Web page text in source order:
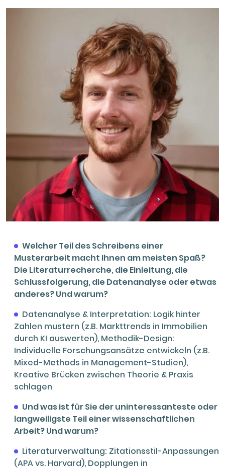
Welcher Teil des Schreibens einer
Musterarbeit macht Ihnen am meisten Spaß?
Die Literaturrecherche, die Einleitung, die
Schlussfolgerung, die Datenanalyse oder etwas
anderes? Und warum?
Datenanalyse & Interpretation: Logik hinter
Zahlen mustern (z.B. Markttrends in Immobilien
durch KI auswerten), Methodik-Design:
Individuelle Forschungsansätze entwickeln (z.B.
Mixed-Methods in Management-Studien),
Kreative Brücken zwischen Theorie & Praxis
schlagen
Und was ist für Sie der uninteressanteste oder
langweiligste Teil einer wissenschaftlichen
Arbeit? Und warum?
Literaturverwaltung: Zitationsstil-Anpassungen
(APA vs. Harvard), Dopplungen in